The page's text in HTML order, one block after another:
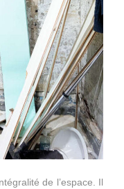
de l’espace. Il